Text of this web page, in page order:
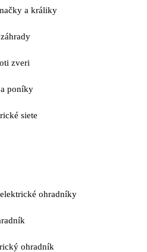
a králiky
zveri
poníky
siete
ohradníky
ohradník